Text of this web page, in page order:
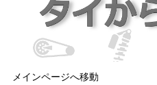
メインページへ移動